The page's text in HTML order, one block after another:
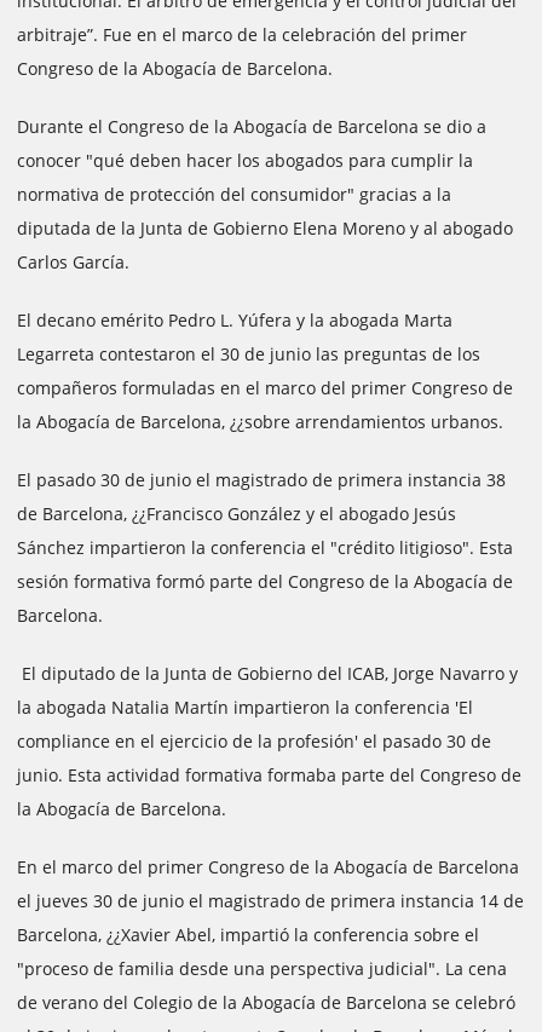
arbitraje”. Fue en el marco de la celebración del primer
Congreso de la Abogacía de Barcelona.
Durante el Congreso de la Abogacía de Barcelona se dio a
conocer "qué deben hacer los abogados para cumplir la
normativa de protección del consumidor" gracias a la
diputada de la Junta de Gobierno Elena Moreno y al abogado
Carlos García.
El decano emérito Pedro L. Yúfera y la abogada Marta
Legarreta contestaron el 30 de junio las preguntas de los
compañeros formuladas en el marco del primer Congreso de
la Abogacía de Barcelona, ¿¿sobre arrendamientos urbanos.
El pasado 30 de junio el magistrado de primera instancia 38
de Barcelona, ¿¿Francisco González y el abogado Jesús
Sánchez impartieron la conferencia el "crédito litigioso". Esta
sesión formativa formó parte del Congreso de la Abogacía de
Barcelona.
El diputado de la Junta de Gobierno del ICAB, Jorge Navarro y
la abogada Natalia Martín impartieron la conferencia 'El
compliance en el ejercicio de la profesión' el pasado 30 de
junio. Esta actividad formativa formaba parte del Congreso de
la Abogacía de Barcelona.
En el marco del primer Congreso de la Abogacía de Barcelona
el jueves 30 de junio el magistrado de primera instancia 14 de
Barcelona, ¿¿Xavier Abel, impartió la conferencia sobre el
"proceso de familia desde una perspectiva judicial". La cena
de verano del Colegio de la Abogacía de Barcelona se celebró